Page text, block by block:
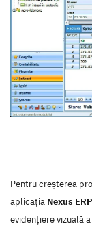
Pentru creșterea
aplicația Nexus ERP
evidențiere vizuală